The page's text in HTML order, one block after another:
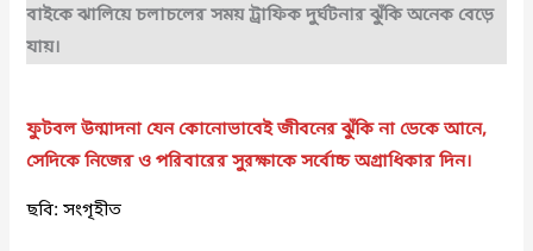
বাইকে ঝালিয়ে চলাচলের সময় ট্রাফিক দুর্ঘটনার ঝুঁকি অনেক বেড়ে
যায়।
ফুটবল উন্মাদনা যেন কোনোভাবেই জীবনের ঝুঁকি না ডেকে আনে,
সেদিকে নিজের ও পরিবারের সুরক্ষাকে সর্বোচ্চ অগ্রাধিকার দিন।
ছবি: সংগৃহীত